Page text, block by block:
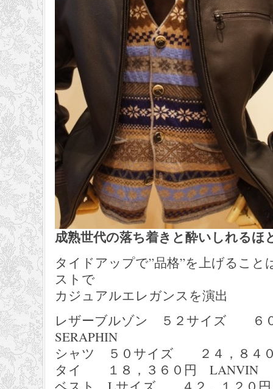
成熟世代の落ち着きと酔いしれるほ
タイドアップで”品格”を上げるこ
ストで
カジュアルエレガンスを演出
レザーブルゾン ５２サイズ ６
SERAPHIN
シャツ ５０サイズ ２４，８４０
タイ １８，３６０円 LANVIN